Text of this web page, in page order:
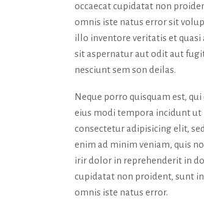
occaecat cupidatat non
omnis iste natus error sit
illo inventore veritatis et
sit aspernatur aut odit aut
nesciunt sem son deilas.
Neque porro quisquam est,
eius modi tempora incidunt
consectetur adipisicing elit,
enim ad minim veniam, quis
irir dolor in reprehenderit in
cupidatat non proident, sunt
omnis iste natus error.